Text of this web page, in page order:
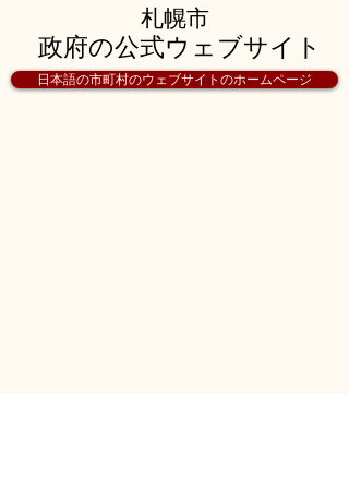
札幌市
日本語の市町村のウェブサイトのホームページ
政府の公式ウェブサイト